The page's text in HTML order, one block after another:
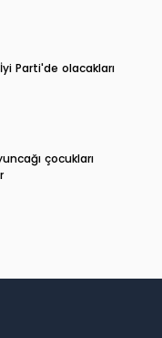
Parti'de olacakları
çocukları